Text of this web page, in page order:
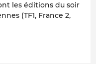
les éditions du soir
(TF1, France 2,